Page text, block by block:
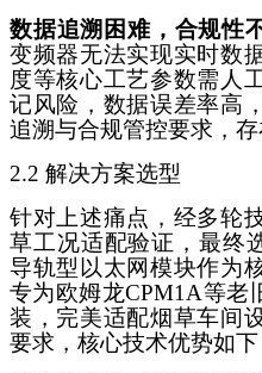
数据追溯困难，合规性
变频器无法实现实时数
度等核心工艺参数需人
记风险，数据误差率高
追溯与合规管控要求，存
2.2 解决方案选型
针对上述痛点，经多轮
草工况适配验证，最终
导轨型以太网模块作为
专为欧姆龙CPM1A等老
装，完美适配烟草车间
要求，核心技术优势如下